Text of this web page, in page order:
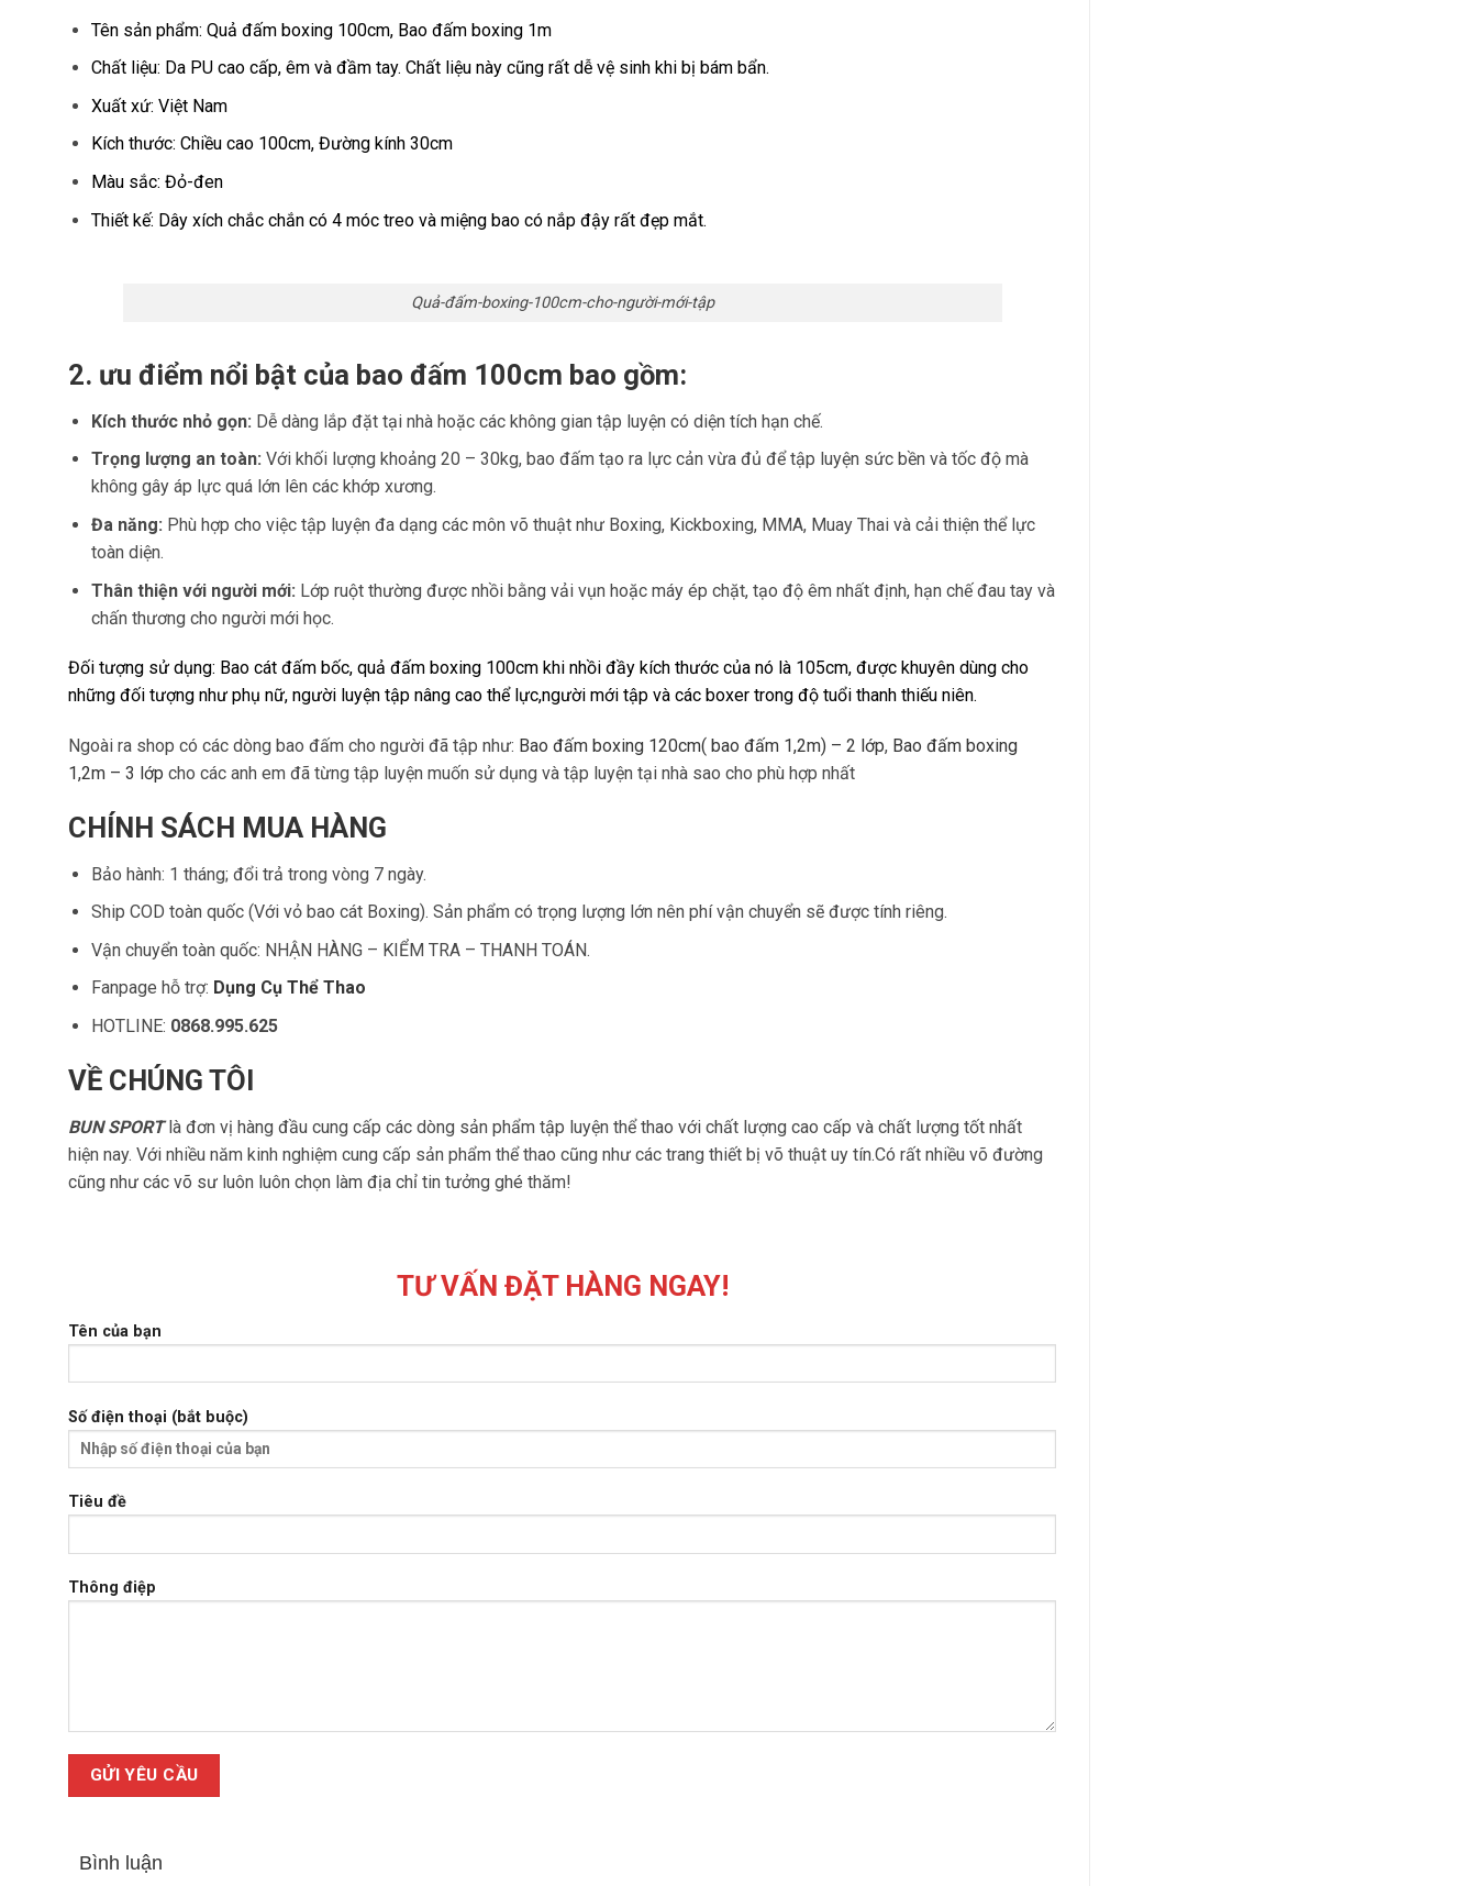
Tên sản phẩm: Quả đấm boxing 100cm, Bao đấm boxing 1m
Chất liệu: Da PU cao cấp, êm và đầm tay. Chất liệu này cũng rất dễ vệ sinh khi bị bám bẩn.
Xuất xứ: Việt Nam
Kích thước: Chiều cao 100cm, Đường kính 30cm
Màu sắc: Đỏ-đen
Thiết kế: Dây xích chắc chắn có 4 móc treo và miệng bao có nắp đậy rất đẹp mắt.
Quả-đấm-boxing-100cm-cho-người-mới-tập
2. ưu điểm nổi bật của bao đấm 100cm bao gồm:
Kích thước nhỏ gọn: Dễ dàng lắp đặt tại nhà hoặc các không gian tập luyện có diện tích hạn chế.
Trọng lượng an toàn: Với khối lượng khoảng 20 – 30kg, bao đấm tạo ra lực cản vừa đủ để tập luyện sức bền và tốc độ mà
không gây áp lực quá lớn lên các khớp xương.
Đa năng: Phù hợp cho việc tập luyện đa dạng các môn võ thuật như Boxing, Kickboxing, MMA, Muay Thai và cải thiện thể lực
toàn diện.
Thân thiện với người mới: Lớp ruột thường được nhồi bằng vải vụn hoặc máy ép chặt, tạo độ êm nhất định, hạn chế đau tay và
chấn thương cho người mới học.
Đối tượng sử dụng: Bao cát đấm bốc, quả đấm boxing 100cm khi nhồi đầy kích thước của nó là 105cm, được khuyên dùng cho
những đối tượng như phụ nữ, người luyện tập nâng cao thể lực,người mới tập và các boxer trong độ tuổi thanh thiếu niên.
Ngoài ra shop có các dòng bao đấm cho người đã tập như: Bao đấm boxing 120cm( bao đấm 1,2m) – 2 lớp, Bao đấm boxing
1,2m – 3 lớp cho các anh em đã từng tập luyện muốn sử dụng và tập luyện tại nhà sao cho phù hợp nhất
CHÍNH SÁCH MUA HÀNG
Bảo hành: 1 tháng; đổi trả trong vòng 7 ngày.
Ship COD toàn quốc(Với vỏ bao cát Boxing). Sản phẩm có trọng lượng lớn nên phí vận chuyển sẽ được tính riêng.
Vận chuyển toàn quốc: NHẬN HÀNG – KIỂM TRA – THANH TOÁN.
Fanpage hỗ trợ: Dụng Cụ Thể Thao
HOTLINE: 0868.995.625
VỀ CHÚNG TÔI
BUN SPORT là đơn vị hàng đầu cung cấp các dòng sản phẩm tập luyện thể thao với chất lượng cao cấp và chất lượng tốt nhất
hiện nay. Với nhiều năm kinh nghiệm cung cấp sản phẩm thể thao cũng như các trang thiết bị võ thuật uy tín.Có rất nhiều võ đường
cũng như các võ sư luôn luôn chọn làm địa chỉ tin tưởng ghé thăm!
TƯ VẤN ĐẶT HÀNG NGAY!
Tên của bạn
Số điện thoại (bắt buộc)
Tiêu đề
Thông điệp
Bình luận